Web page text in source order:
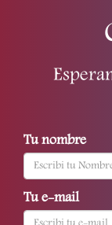
Tu nombre
Tu e-mail